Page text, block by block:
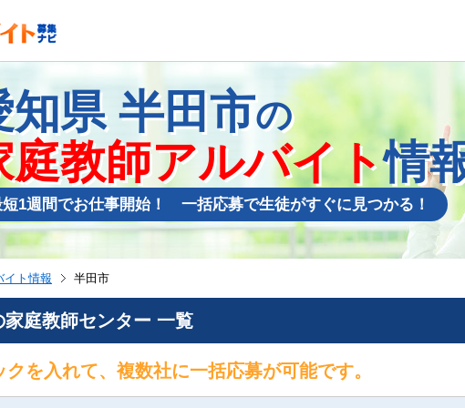
知県 半田市の
庭教師アルバイト情
1週間でお仕事開始！ 一括応募で生徒がすぐに見つかる！
イト情報 半田市
庭教師センター 一覧
クを入れて、複数社に一括応募が可能です。